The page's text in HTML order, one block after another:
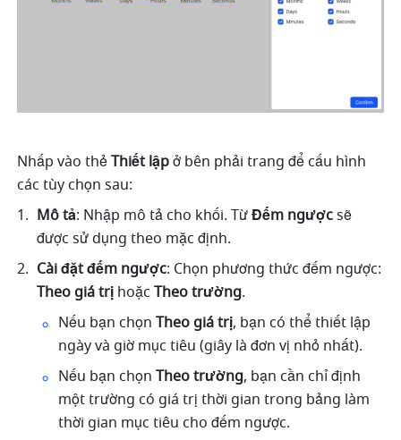
Nhấp vào thẻ Thiết lập ở bên phải trang để cấu hình
các tùy chọn sau:
Mô tả: Nhập mô tả cho khối. Từ Đếm ngược sẽ
được sử dụng theo mặc định.
Cài đặt đếm ngược
Theo giá trị hoặc Theo trường.
Nếu bạn chọn Theo giá trị, bạn có thể thiết lập
ngày và giờ mục tiêu (giây là đơn vị nhỏ nhất).
Nếu bạn chọn Theo trường, bạn cần chỉ định
một trường có giá trị thời gian trong bảng làm
thời gian mục tiêu cho đếm ngược.